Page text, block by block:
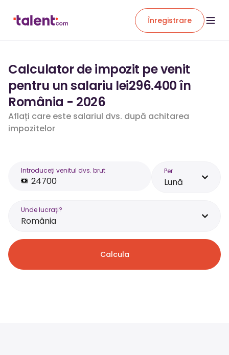
Înregistrare
Calculator de impozit pe venit
pentru un salariu lei296.400 în
România - 2026
Aflați care este salariul dvs. după achitarea
impozitelor
Introduceți venitul dvs. brut Per
Lună
Unde lucrați?
România
Calcula